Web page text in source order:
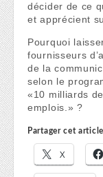
décider de ce
et apprécient
Pourquoi
fournisseurs
de la
selon le
«10 milliards
emplois.» ?
Partager cet
X